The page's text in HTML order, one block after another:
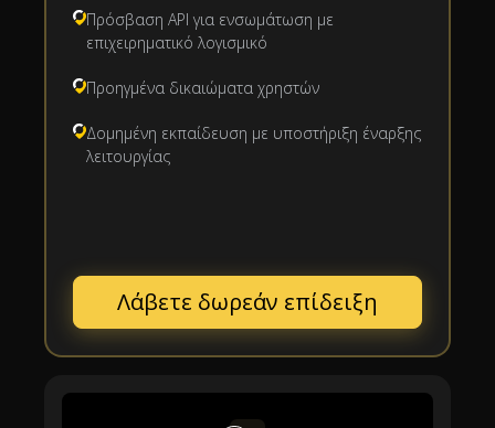
Πρόσβαση API για ενσωμάτωση με
επιχειρηματικό λογισμικό
Προηγμένα δικαιώματα χρηστών
Δομημένη εκπαίδευση με υποστήριξη έναρξης
λειτουργίας
Λάβετε δωρεάν επίδειξη